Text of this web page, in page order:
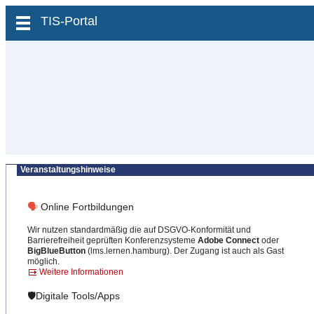
zum Inhalt wechseln
TIS-Portal
Veranstaltungshinweise
🗣 Online Fortbildungen
Wir nutzen standardmäßig die auf DSGVO-Konformität und
Barrierefreiheit geprüften Konferenzsysteme Adobe Connect oder
BigBlueButton (lms.lernen.hamburg). Der Zugang ist auch als Gast
möglich.
Weitere Informationen
🛡️Digitale Tools/Apps